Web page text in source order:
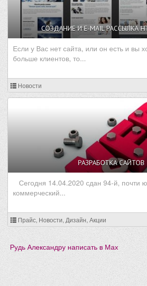
СОЗДАНИЕ И E-MAIL РАССЫЛКА
Если у Вас нет сайта, или он есть и вы
больше клиентов, то...
Новости
РАЗРАБОТКА САЙТОВ
Сегодня 14.04.2020 сдан 94-й, почти
коммерческий...
Прайс, Новости, Дизайн, Акции
Рудь Александру написать в Мах